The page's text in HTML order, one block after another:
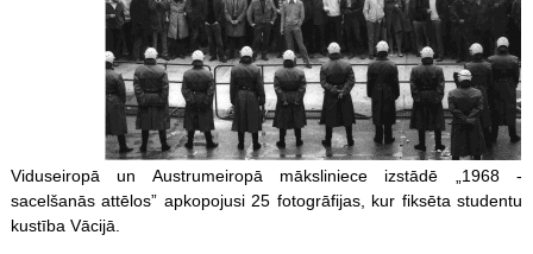
Viduseiropā un Austrumeiropā māksliniece izstādē „1968 -
sacelšanās attēlos” apkopojusi 25 fotogrāfijas, kur fiksēta studentu
kustība Vācijā.